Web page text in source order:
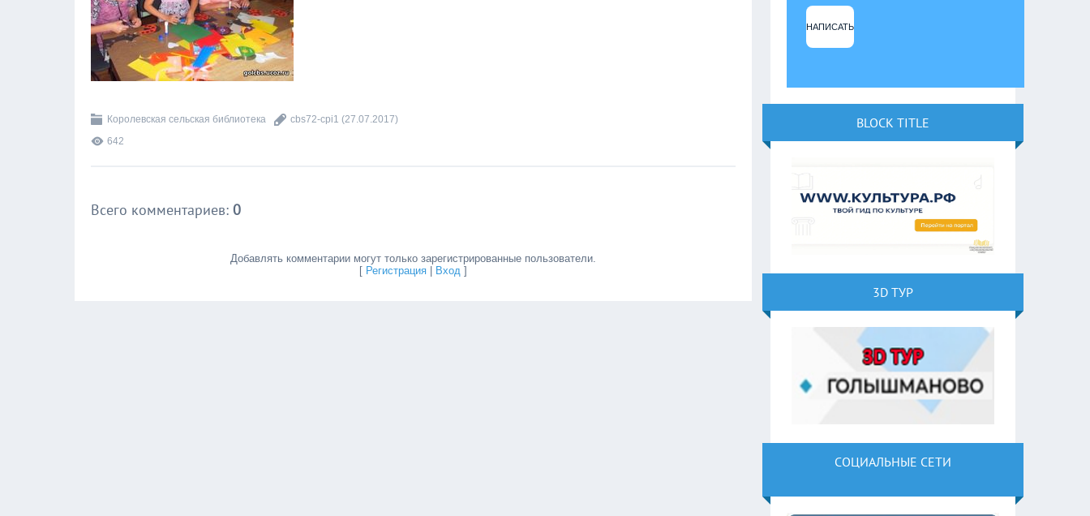
Королевская сельская библиотека cbs72-cpi1 (27.07.2017)
642
Всего комментариев: 0
Добавлять комментарии могут только зарегистрированные пользователи.
[ Регистрация Вход ]
НАПИСАТЬ
BLOCK TITLE
3D ТУР
СОЦИАЛЬНЫЕ СЕТИ